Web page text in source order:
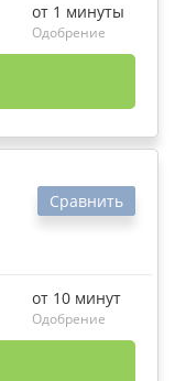
от 1 минуты
Одобрение
Сравнить
от 10 минут
Одобрение